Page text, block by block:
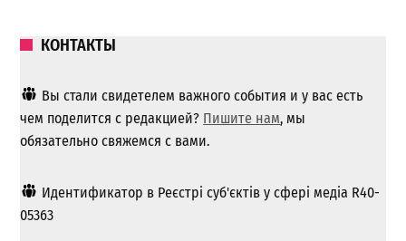
КОНТАКТЫ
Вы стали свидетелем важного события и у вас есть
чем поделится с редакцией? Пишите нам, мы
обязательно свяжемся с вами.
Идентификатор в Реєстрі суб'єктів у сфері медіа R40-
05363